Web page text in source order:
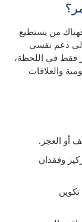
من يستطيع
إلى دعم نفسي
فقط في اللحظة،
والعلاقات
أو العجز.
وفقدان
تكوين